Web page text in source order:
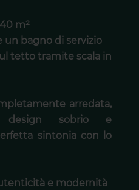
m²
un bagno di servizio
tetto tramite scala in
arredata,
sobrio e
sintonia con lo
e modernità